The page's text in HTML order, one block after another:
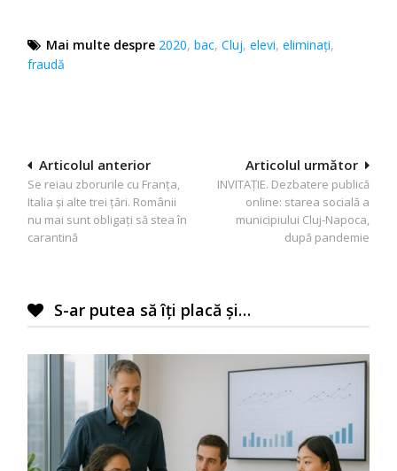
Mai multe despre 2020,bac,Cluj,elevi,eliminați,
fraudă
Navigare
în
articole
Articolul următor
INVITAȚIE. Dezbatere publică
online: starea socială a
municipiului Cluj-Napoca,
după pandemie
Articolul anterior
Se reiau zborurile cu Franța,
Italia și alte trei țări. Românii
nu mai sunt obligați să stea în
carantină
S-ar putea să îți placă și…